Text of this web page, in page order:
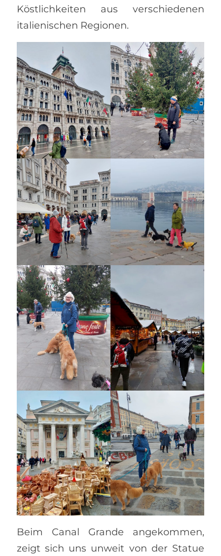
Köstlichkeiten aus verschiedenen
italienischen Regionen.
Beim Canal Grande angekommen,
zeigt sich uns unweit von der Statue